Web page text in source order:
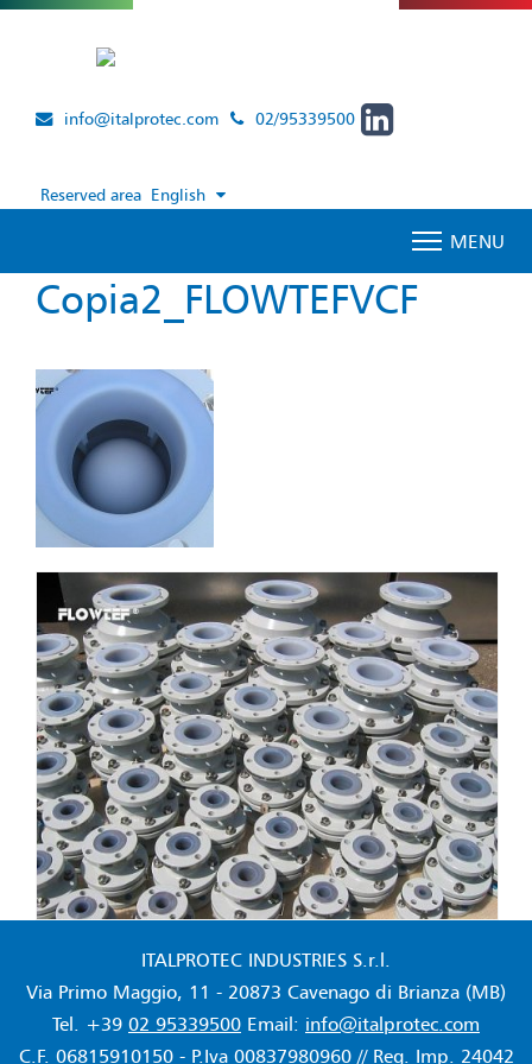
info@italprotec.com 02/95339500
Reserved area English
MENU
Copia2_FLOWTEFVCF
ITALPROTEC INDUSTRIES S.r.l.
Via Primo Maggio, 11 - 20873 Cavenago di Brianza (MB)
Tel. +39 02 95339500 Email: info@italprotec.com
C.F. 06815910150 - P.Iva 00837980960 // Reg. Imp. 24042